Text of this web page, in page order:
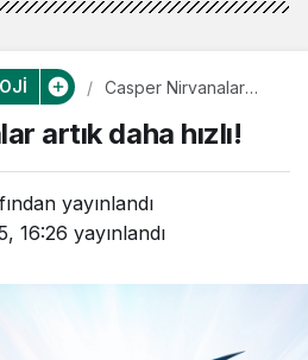
Casper Nirvanalar
artık daha hızlı!
yayınlandı
16:26 yayınlandı